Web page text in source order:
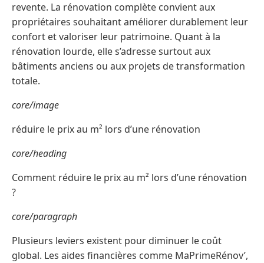
revente. La rénovation complète convient aux
propriétaires souhaitant améliorer durablement leur
confort et valoriser leur patrimoine. Quant à la
rénovation lourde, elle s’adresse surtout aux
bâtiments anciens ou aux projets de transformation
totale.
core/image
réduire le prix au m² lors d’une rénovation
core/heading
Comment réduire le prix au m² lors d’une rénovation
?
core/paragraph
Plusieurs leviers existent pour diminuer le coût
global. Les aides financières comme MaPrimeRénov’,